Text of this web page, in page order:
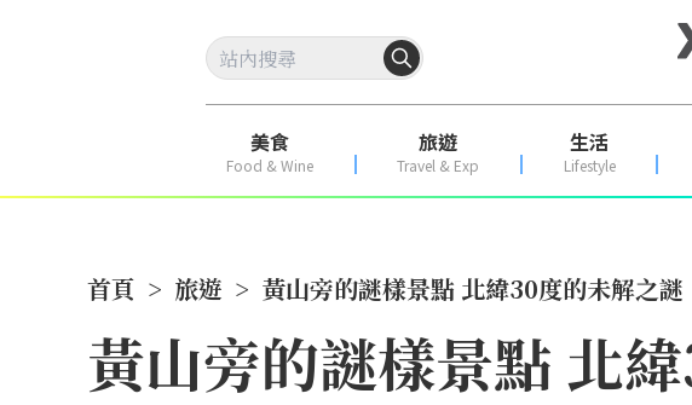
美食
Food & Wine
旅遊
Travel & Exp
生活
Lifestyle
首頁 > 旅遊 > 黃山旁的謎樣景點 北緯30度的未解之謎
黃山旁的謎樣景點 北